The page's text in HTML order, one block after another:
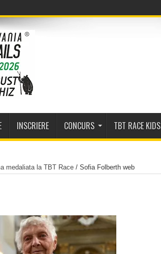
INSCRIERE CONCURS TBT RACE KIDS
medaliata la TBT Race/ Sofia Folberth web